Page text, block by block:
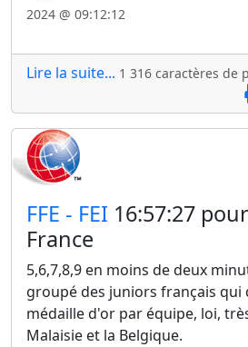
2024 @ 09:12:12
Lire la suite... 1 316 caractères de
​FFE - FEI 16:57:27
France
5,6,7,8,9 en moins de deux
groupé des juniors français qui
médaille d'or par équipe, loi,
Malaisie et la Belgique.